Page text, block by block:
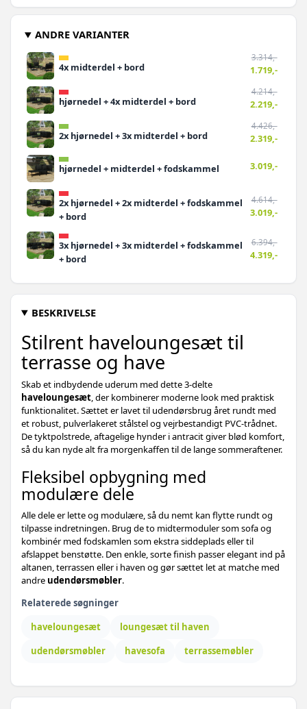
BESKRIVELSE
Stilrent haveloungesæt til
terrasse og have
Skab et indbydende uderum med dette 3-delte
haveloungesæt, der kombinerer moderne look med praktisk
funktionalitet. Sættet er lavet til udendørsbrug året rundt med
et robust, pulverlakeret stålstel og vejrbestandigt PVC-trådnet.
De tyktpolstrede, aftagelige hynder i antracit giver blød komfort,
så du kan nyde alt fra morgenkaffen til de lange sommeraftener.
Fleksibel opbygning med
modulære dele
Alle dele er lette og modulære, så du nemt kan flytte rundt og
tilpasse indretningen. Brug de to midtermoduler som sofa og
kombinér med fodskamlen som ekstra siddeplads eller til
afslappet benstøtte. Den enkle, sorte finish passer elegant ind på
altanen, terrassen eller i haven og gør sættet let at matche med
andre udendørsmøbler.
Relaterede søgninger
haveloungesæt
loungesæt til haven
udendørsmøbler
havesofa terrassemøbler
ANDRE VARIANTER
4x midterdel + bord
3.314,-
1.719,-
hjørnedel + 4x midterdel + bord
4.214,-
2.219,-
2x hjørnedel + 3x midterdel + bord
4.426,-
2.319,-
hjørnedel + midterdel + fodskammel 3.019,-
2x hjørnedel + 2x midterdel + fodskammel
+ bord
4.614,-
3.019,-
3x hjørnedel + 3x midterdel + fodskammel
+ bord
6.394,-
4.319,-